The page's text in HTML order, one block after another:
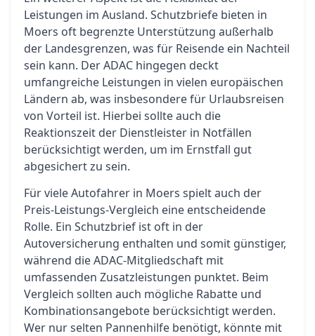
Leistungen im Ausland. Schutzbriefe bieten in
Moers oft begrenzte Unterstützung außerhalb
der Landesgrenzen, was für Reisende ein Nachteil
sein kann. Der ADAC hingegen deckt
umfangreiche Leistungen in vielen europäischen
Ländern ab, was insbesondere für Urlaubsreisen
von Vorteil ist. Hierbei sollte auch die
Reaktionszeit der Dienstleister in Notfällen
berücksichtigt werden, um im Ernstfall gut
abgesichert zu sein.
Für viele Autofahrer in Moers spielt auch der
Preis-Leistungs-Vergleich eine entscheidende
Rolle. Ein Schutzbrief ist oft in der
Autoversicherung enthalten und somit günstiger,
während die ADAC-Mitgliedschaft mit
umfassenden Zusatzleistungen punktet. Beim
Vergleich sollten auch mögliche Rabatte und
Kombinationsangebote berücksichtigt werden.
Wer nur selten Pannenhilfe benötigt, könnte mit